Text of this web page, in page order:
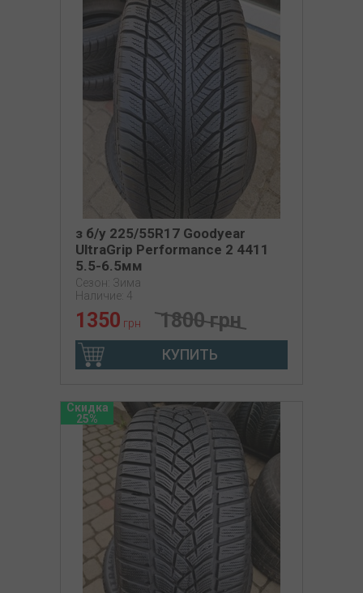
з б/у 225/55R17 Goodyear
UltraGrip Performance 2 4411
5.5-6.5мм
Сезон: Зима
Наличие: 4
1350 грн 1800 грн
КУПИТЬ
Скидка
25%